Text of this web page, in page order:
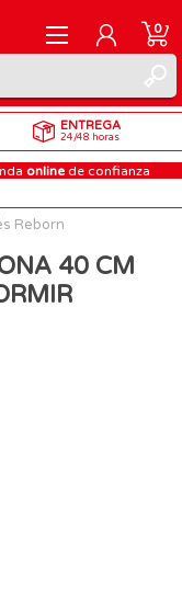
REGISTRARME
INICIAR SESIÓN
0
ENTREGA
24/48 horas
online de confianza
Reborn
40 CM